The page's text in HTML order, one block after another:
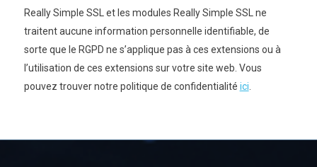
Really Simple SSL et les modules Really Simple SSL ne
traitent aucune information personnelle identifiable, de
sorte que le RGPD ne s’applique pas à ces extensions ou à
l’utilisation de ces extensions sur votre site web. Vous
pouvez trouver notre politique de confidentialité ici.